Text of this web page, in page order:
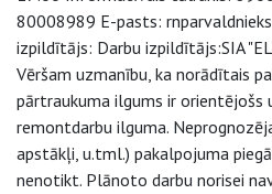
80008989 E-pasts:
izpildītājs: Darbu izpildītājs:SIA
Vēršam uzmanību, ka norādītais
pārtraukuma ilgums ir orientējošs
remontdarbu ilguma.
apstākļi, u.tml.) pakalpojuma
nenotikt. Plānoto darbu norisei